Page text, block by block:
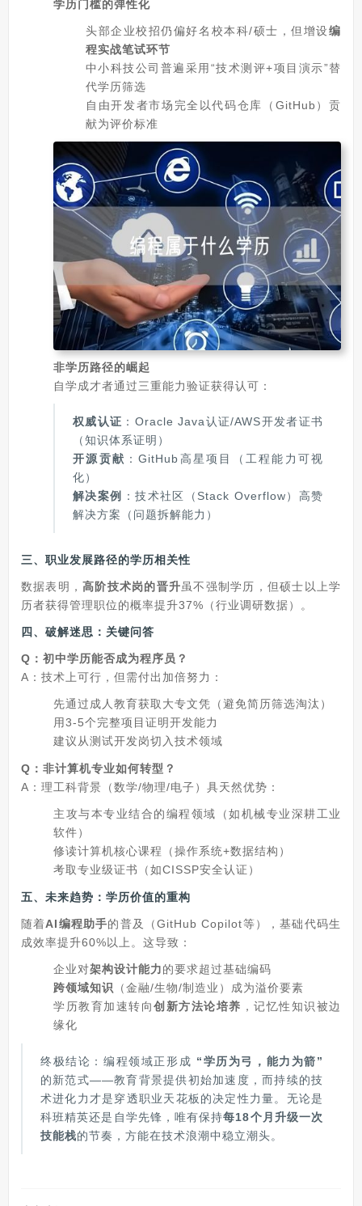
学历门槛的弹性化
头部企业校招仍偏好名校本科/硕士，但增设编
程实战笔试环节
中小科技公司普遍采用“技术测评+项目演示”替
代学历筛选
自由开发者市场完全以代码仓库（GitHub）贡
献为评价标准
非学历路径的崛起
自学成才者通过三重能力验证获得认可：
权威认证 ：Oracle Java认证/AWS开发者证书
（知识体系证明）
开源贡献 ：GitHub高星项目（工程能力可视
化）
解决案例 ：技术社区（Stack Overflow）高赞
解决方案（问题拆解能力）
三、职业发展路径的学历相关性
数据表明，高阶技术岗的晋升虽不强制学历，但硕士以上学
历者获得管理职位的概率提升37%（行业调研数据）。
四、破解迷思：关键问答
Q：初中学历能否成为程序员？
A：技术上可行，但需付出加倍努力：
先通过成人教育获取大专文凭（避免简历筛选淘汰）
用3-5个完整项目证明开发能力
建议从测试开发岗切入技术领域
Q：非计算机专业如何转型？
A：理工科背景（数学/物理/电子）具天然优势：
主攻与本专业结合的编程领域（如机械专业深耕工业
软件）
修读计算机核心课程（操作系统+数据结构）
考取专业级证书（如CISSP安全认证）
五、未来趋势：学历价值的重构
随着AI编程助手的普及（GitHub Copilot等），基础代码生
成效率提升60%以上。这导致：
企业对架构设计能力的要求超过基础编码
跨领域知识
（金融/生物/制造业）成为溢价要素
学历教育加速转向创新方法论培养 ，记忆性知识被边
缘化
终极结论：编程领域正形成 “学历为弓，能力为箭”
的新范式——教育背景提供初始加速度，而持续的技
术进化力才是穿透职业天花板的决定性力量。无论是
科班精英还是自学先锋，唯有保持每18个月升级一次
技能栈的节奏，方能在技术浪潮中稳立潮头。